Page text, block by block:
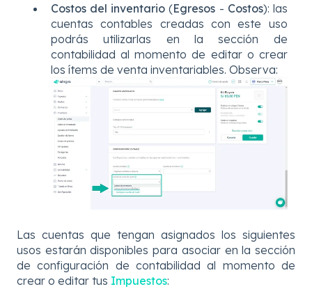
Costos del inventario(Egresos - Costos): las
cuentas contables creadas con este uso
podrás utilizarlas en la sección de
contabilidad al momento de editar o crear
los ítems de venta inventariables. Observa:
Las cuentas que tengan asignados los siguientes
usos estarán disponibles para asociar en la sección
de configuración de contabilidad al momento de
crear o editar tus Impuestos: